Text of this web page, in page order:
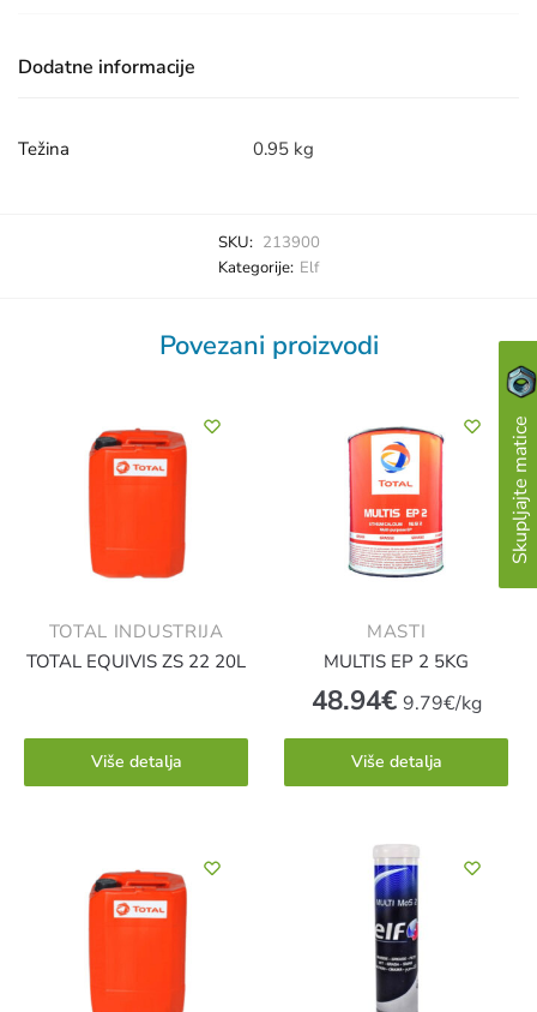
Dodatne informacije
Težina 0.95 kg
SKU: 213900
Kategorije: Elf
Povezani proizvodi
TOTAL INDUSTRIJA
TOTAL EQUIVIS ZS 22 20L
Više detalja
MASTI
MULTIS EP 2 5KG
48.94€ 9.79€/kg
Više detalja
Skupljajte matice